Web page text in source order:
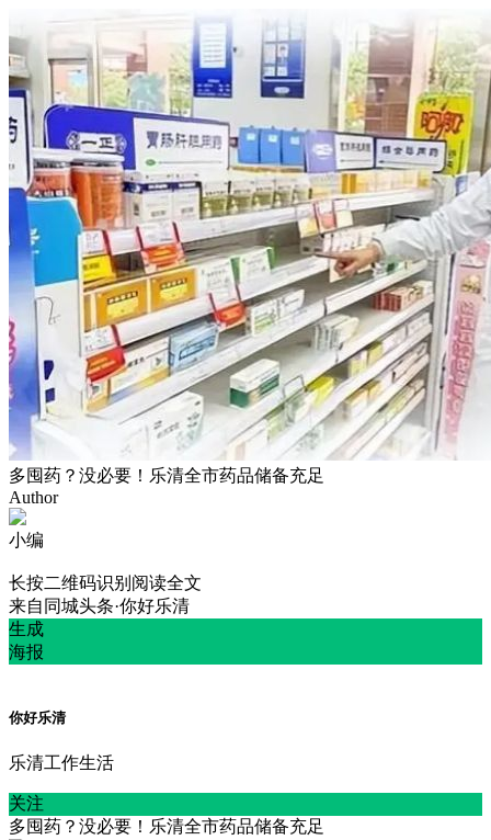
多囤药？没必要！乐清全市药品储备充足
Author
小编
长按二维码识别阅读全文
来自 同城头条·你好乐清
生成
海报
你好乐清
乐清工作生活
关注
多囤药？没必要！乐清全市药品储备充足